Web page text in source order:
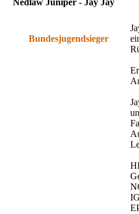
Nedlaw Juniper - Jay Jay
Bundesjugendsieger